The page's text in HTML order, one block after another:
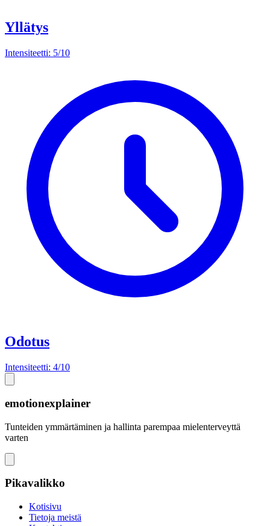
Yllätys
Intensiteetti: 5/10
Odotus
Intensiteetti: 4/10
emotionexplainer
Tunteiden ymmärtäminen ja hallinta parempaa mielenterveyttä
varten
Pikavalikko
Kotisivu
Tietoja meistä